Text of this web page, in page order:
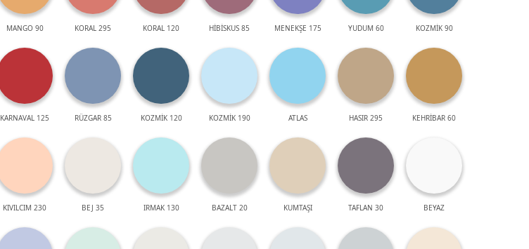
MANGO 90 KORAL 295 KORAL 120 HİBİSKUS 85 MENEKŞE 175 YUDUM 60 KOZMİK 90
KARNAVAL 125 RÜZGAR 85 KOZMİK 120 KOZMİK 190 ATLAS HASIR 295 KEHRİBAR 60
KIVILCIM 230 BEJ 35 IRMAK 130 BAZALT 20 KUMTAŞI TAFLAN 30 BEYAZ